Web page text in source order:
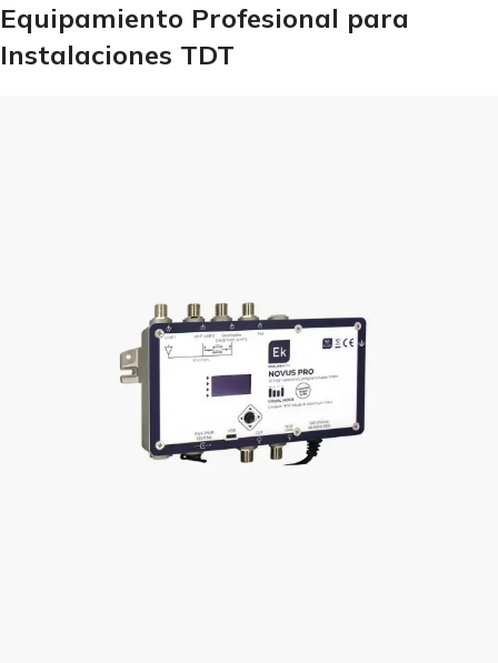
Equipamiento Profesional para
Instalaciones TDT